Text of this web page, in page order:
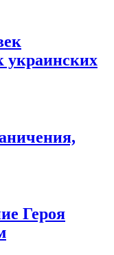
украинских
Героя